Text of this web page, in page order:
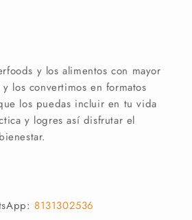
y los alimentos con mayor
los convertimos en formatos
los puedas incluir en tu vida
y logres así disfrutar el
8131302536